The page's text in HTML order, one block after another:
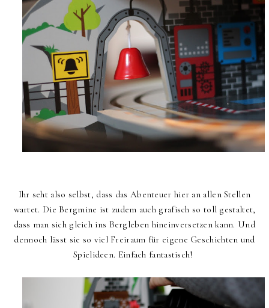
Ihr seht also selbst, dass das Abenteuer hier an allen Stellen
wartet. Die Bergmine ist zudem auch grafisch so toll gestaltet,
dass man sich gleich ins Bergleben hineinversetzen kann. Und
dennoch lässt sie so viel Freiraum für eigene Geschichten und
Spielideen. Einfach fantastisch!